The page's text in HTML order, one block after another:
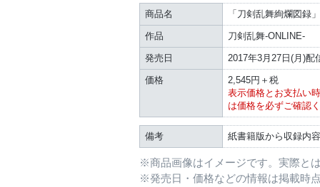
商品名 「刀剣乱舞絢爛図録
作品 刀剣乱舞-ONLINE-
発売日 2017年3月27日(月)配
価格
2,545円＋税
表示価格とお支払い
は価格を必ずご確認
備考 紙書籍版から収録内
※商品画像はイメージです。実際と
※発売日・価格などの情報は掲載時